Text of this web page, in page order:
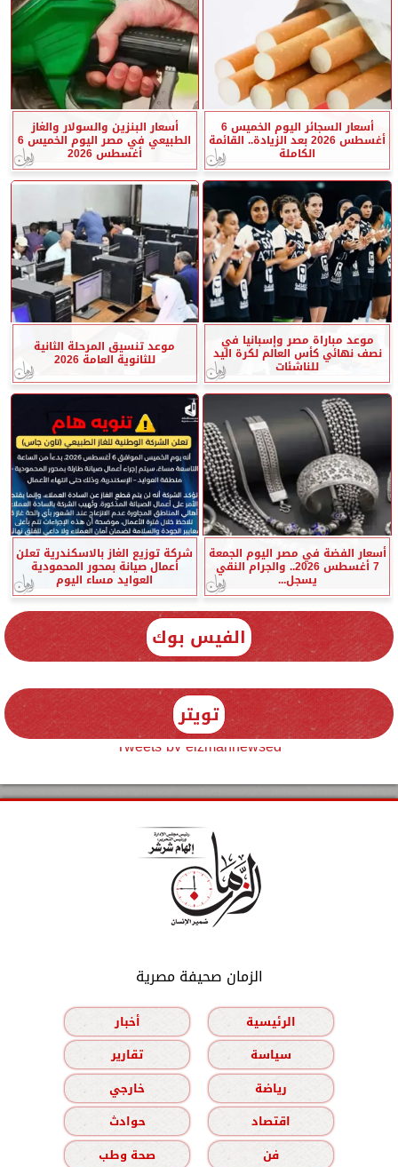
أسعار السجائر اليوم الخميس 6
أغسطس 2026 بعد الزيادة.. القائمة
الكاملة
أسعار البنزين والسولار والغاز
الطبيعي في مصر اليوم الخميس 6
أغسطس 2026
موعد مباراة مصر وإسبانيا في
نصف نهائي كأس العالم لكرة اليد
للناشئات
موعد تنسيق المرحلة الثانية
للثانوية العامة 2026
أسعار الفضة في مصر اليوم الجمعة
7 أغسطس 2026.. والجرام النقي
يسجل...
شركة توزيع الغاز بالاسكندرية تعلن
أعمال صيانة بمحور المحمودية
العوايد مساء اليوم
الفيس بوك
تويتر
Tweets by elzmannewseg
الزمان صحيفة مصرية
الرئيسية
أخبار
سياسة
تقارير
رياضة
خارجي
اقتصاد
حوادث
فن
صحة وطب